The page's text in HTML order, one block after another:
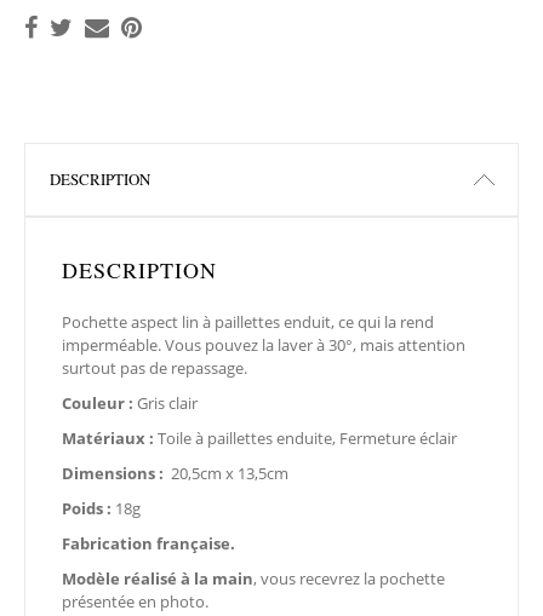
DESCRIPTION
DESCRIPTION
Pochette aspect lin à paillettes enduit, ce qui la rend
imperméable. Vous pouvez la laver à 30°, mais attention
surtout pas de repassage.
Couleur : Gris clair
Matériaux : Toile à paillettes enduite, Fermeture éclair
Dimensions : 20,5cm x 13,5cm
Poids : 18g
Fabrication française.
Modèle réalisé à la main, vous recevrez la pochette
présentée en photo.